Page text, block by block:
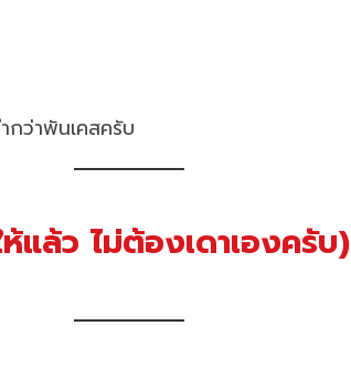
กว่าพันเคสครับ
แล้ว ไม่ต้องเดาเองครับ)